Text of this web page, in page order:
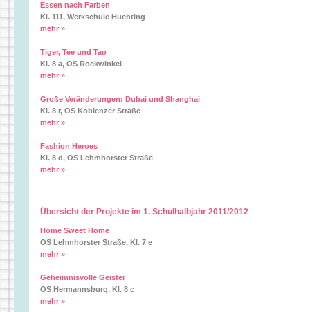
Essen nach Farben
Kl. 111, Werkschule Huchting
mehr »
Tiger, Tee und Tao
Kl. 8 a, OS Rockwinkel
mehr »
Große Veränderungen: Dubai und Shanghai
Kl. 8 r, OS Koblenzer Straße
mehr »
Fashion Heroes
Kl. 8 d, OS Lehmhorster Straße
mehr »
Übersicht der Projekte im 1. Schulhalbjahr 2011/2012
Home Sweet Home
OS Lehmhorster Straße, Kl. 7 e
mehr »
Geheimnisvolle Geister
OS Hermannsburg, Kl. 8 c
mehr »